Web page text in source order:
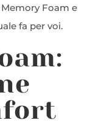
Foam e
fa per voi.